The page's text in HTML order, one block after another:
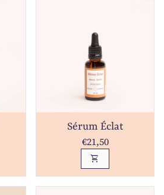
Sérum Éclat
Prix normal
€21,50
shopping_cart